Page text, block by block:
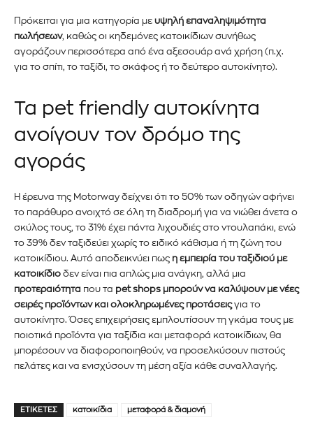
Πρόκειται για μια κατηγορία με υψηλή επαναληψιμότητα
πωλήσεων, καθώς οι κηδεμόνες κατοικίδιων συνήθως
αγοράζουν περισσότερα από ένα αξεσουάρ ανά χρήση (π.χ.
για το σπίτι, το ταξίδι, το σκάφος ή το δεύτερο αυτοκίνητο).
Τα pet friendly αυτοκίνητα
ανοίγουν τον δρόμο της
αγοράς
Η έρευνα της Motorway δείχνει ότι το 50% των οδηγών αφήνει
το παράθυρο ανοιχτό σε όλη τη διαδρομή για να νιώθει άνετα ο
σκύλος τους, το 31% έχει πάντα λιχουδιές στο ντουλαπάκι, ενώ
το 39% δεν ταξιδεύει χωρίς το ειδικό κάθισμα ή τη ζώνη του
κατοικίδιου. Αυτό αποδεικνύει πως η εμπειρία του ταξιδιού με
κατοικίδιο δεν είναι πια απλώς μια ανάγκη, αλλά μια
προτεραιότητα που τα pet shops μπορούν να καλύψουν με νέες
σειρές προϊόντων και ολοκληρωμένες προτάσειςγια το
αυτοκίνητο. Όσες επιχειρήσεις εμπλουτίσουν τη γκάμα τους με
ποιοτικά προϊόντα για ταξίδια και μεταφορά κατοικίδιων, θα
μπορέσουν να διαφοροποιηθούν, να προσελκύσουν πιστούς
πελάτες και να ενισχύσουν τη μέση αξία κάθε συναλλαγής.
ΕΤΙΚΈΤΕΣ κατοικίδια μεταφορά & διαμονή